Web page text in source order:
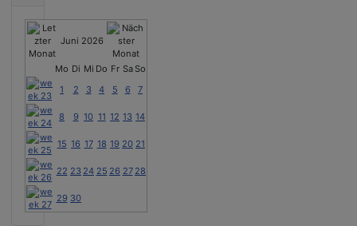
Juni 2026
Mo Di Mi Do Fr Sa So
1
2 3 4 5 6 7
8 9 10 11 12 13 14
15 16 17 18 19 20 21
22 23 24 25 26 27 28
29 30